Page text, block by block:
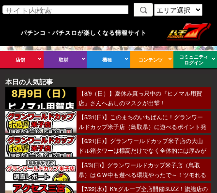
パチンコ・パチスロが楽しくなる情報サイト
店舗 取材 機種 コンテンツ
コミュニティ
ログイン
本日の人気記事
【8/9（日）】夏休み真っ只中の『ヒノマル用賀
店』さんへあしのマスクが出撃！
【5/31(日)】このまちのいちばんに！グランワー
ルドカップ米子店（鳥取県）に遊べるポイント発
見！？
【6/21(日)】グランワールドカップ米子店の大山
ドル箱タワーは標高だけでなく全体的には厚みが
あった～！
【5/3(日)】グランワールドカップ米子店（鳥取
県）はＧＷ中も遊べる環境やったで～！ツモれる
人が羨まし…あ、なんでもないっす。
【7/22(水)】K'sグループ全店開催BUZZ！旗艦店の